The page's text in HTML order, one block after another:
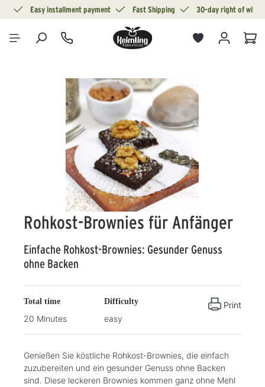
contentEasy installment payment Fast Shipping 30-day right of
Skip image gallery
Rohkost-Brownies für Anfänger
Einfache Rohkost-Brownies: Gesunder Genuss
ohne Backen
Total time
20 Minutes
Difficulty
easy
Print
Genießen Sie köstliche Rohkost-Brownies, die einfach
zuzubereiten und ein gesunder Genuss ohne Backen
sind. Diese leckeren Brownies kommen ganz ohne Mehl